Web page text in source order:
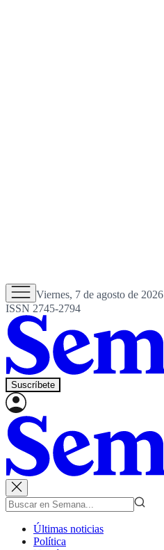
Viernes, 7 de agosto de 2026
ISSN 2745-2794
Suscríbete
Últimas noticias
Política